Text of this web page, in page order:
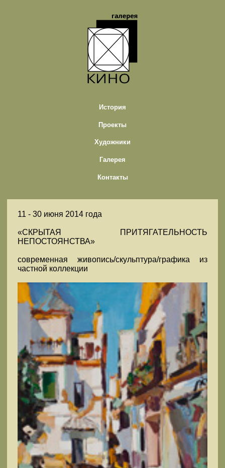
История
Проекты
Художники
Галерея
Контакты
11 - 30 июня 2014 года
«СКРЫТАЯ ПРИТЯГАТЕЛЬНОСТЬ
НЕПОСТОЯНСТВА»
современная живопись/скульптура/графика из
частной коллекции